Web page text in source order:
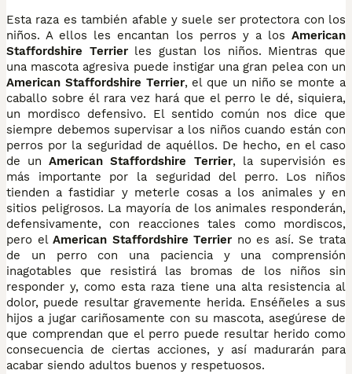
Esta raza es también afable y suele ser protectora con los
niños. A ellos les encantan los perros y a los American
Staffordshire Terrierles gustan los niños. Mientras que
una mascota agresiva puede instigar una gran pelea con un
American Staffordshire Terrier, el que un niño se monte a
caballo sobre él rara vez hará que el perro le dé, siquiera,
un mordisco defensivo. El sentido común nos dice que
siempre debemos supervisar a los niños cuando están con
perros por la seguridad de aquéllos. De hecho, en el caso
de unAmerican Staffordshire Terrier, la supervisión es
más importante por la seguridad del perro. Los niños
tienden a fastidiar y meterle cosas a los animales y en
sitios peligrosos. La mayoría de los animales responderán,
defensivamente, con reacciones tales como mordiscos,
pero elAmerican Staffordshire Terrier no es así. Se trata
de un perro con una paciencia y una comprensión
inagotables que resistirá las bromas de los niños sin
responder y, como esta raza tiene una alta resistencia al
dolor, puede resultar gravemente herida. Enséñeles a sus
hijos a jugar cariñosamente con su mascota, asegúrese de
que comprendan que el perro puede resultar herido como
consecuencia de ciertas acciones, y así madurarán para
acabar siendo adultos buenos y respetuosos.